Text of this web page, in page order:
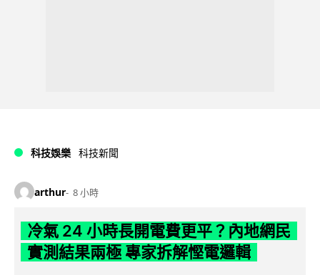
科技娛樂 科技新聞
arthur 8 小時
冷氣 24 小時長開電費更平？內地網民
實測結果兩極 專家拆解慳電邏輯